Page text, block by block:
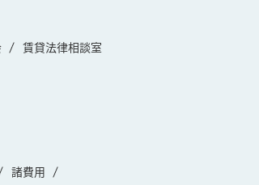
賃貸法律相談室
諸費用